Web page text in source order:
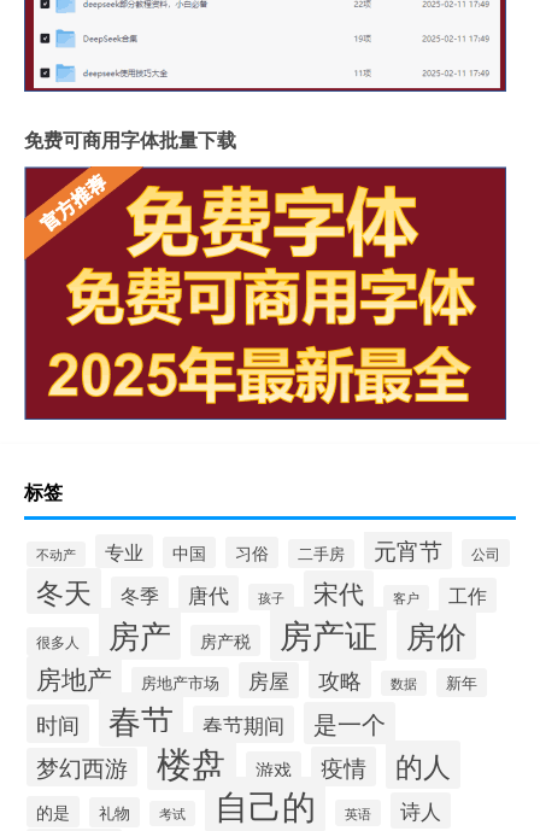
免费可商用字体批量下载
标签
不动产 专业 中国 习俗 二手房 元宵节 公司
冬天 冬季 唐代 孩子 宋代 客户 工作
很多人 房产 房产税 房产证 房价
房地产 房地产市场 房屋 攻略 数据 新年
时间 春节 春节期间 是一个
梦幻西游 楼盘 游戏 疫情 的人
的是 礼物 考试 自己的 英语 诗人